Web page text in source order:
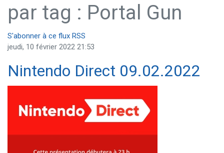
par tag : Portal Gun
S'abonner à ce flux RSS
jeudi, 10 février 2022 21:53
Nintendo Direct 09.02.2022